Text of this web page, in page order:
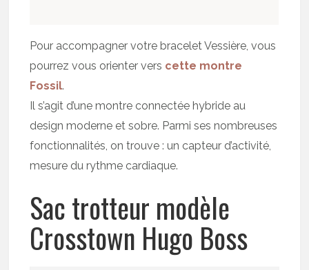
Pour accompagner votre bracelet Vessière, vous
pourrez vous orienter vers cette montre
Fossil.
Il s’agit d’une montre connectée hybride au
design moderne et sobre. Parmi ses nombreuses
fonctionnalités, on trouve : un capteur d’activité,
mesure du rythme cardiaque.
Sac trotteur modèle
Crosstown Hugo Boss